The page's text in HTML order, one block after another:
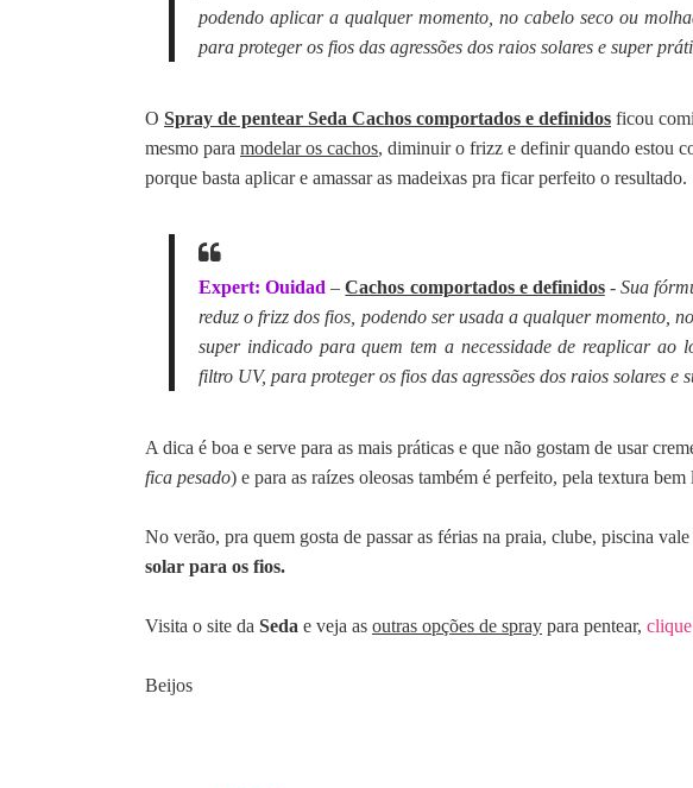
podendo aplicar a qualquer momento, no cabelo seco ou
para proteger os fios das agressões dos raios solares e super
O Spray de pentear Seda Cachos comportados e definidos ficou
mesmo para modelar os cachos, diminuir o frizz e definir quando estou
porque basta aplicar e amassar as madeixas pra ficar perfeito o resultado.
Expert: Ouidad –Cachos comportados e definidos- Sua
reduz o frizz dos fios, podendo ser usada a qualquer momento,
super indicado para quem tem a necessidade de reaplicar ao
filtro UV, para proteger os fios das agressões dos raios solares
A dica é boa e serve para as mais práticas e que não gostam de usar
fica pesado) e para as raízes oleosas também é perfeito, pela textura
No verão, pra quem gosta de passar as férias na praia, clube, piscina
solar para os fios.
Visita o site da Seda e veja as outras opções de spray para pentear,
Beijos